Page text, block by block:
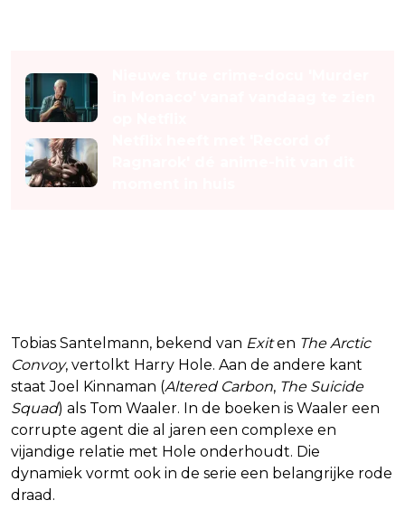
Tobias Santelmann, bekend van Exiten The Arctic
Convoy, vertolkt Harry Hole. Aan de andere kant
staat Joel Kinnaman (Altered Carbon, The Suicide
Squad) als Tom Waaler. In de boeken is Waaler een
corrupte agent die al jaren een complexe en
vijandige relatie met Hole onderhoudt. Die
dynamiek vormt ook in de serie een belangrijke rode
draad.